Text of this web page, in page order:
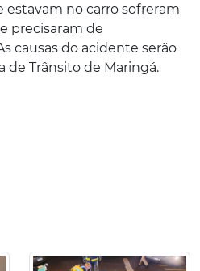
estavam no carro sofreram
precisaram de
causas do acidente serão
de Trânsito de Maringá.